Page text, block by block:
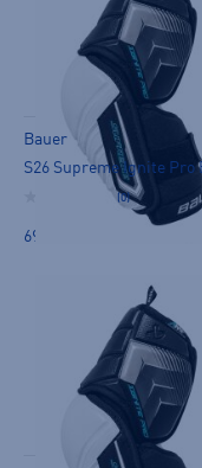
Bauer
(0)
69,90 €